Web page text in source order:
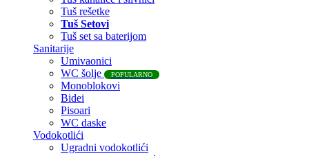
Tuš rešetke
Tuš Setovi
Tuš set sa baterijom
Sanitarije
Umivaonici
WC šolje
POPULARNO
Monoblokovi
Bidei
Pisoari
WC daske
Vodokotlići
Ugradni vodokotlići